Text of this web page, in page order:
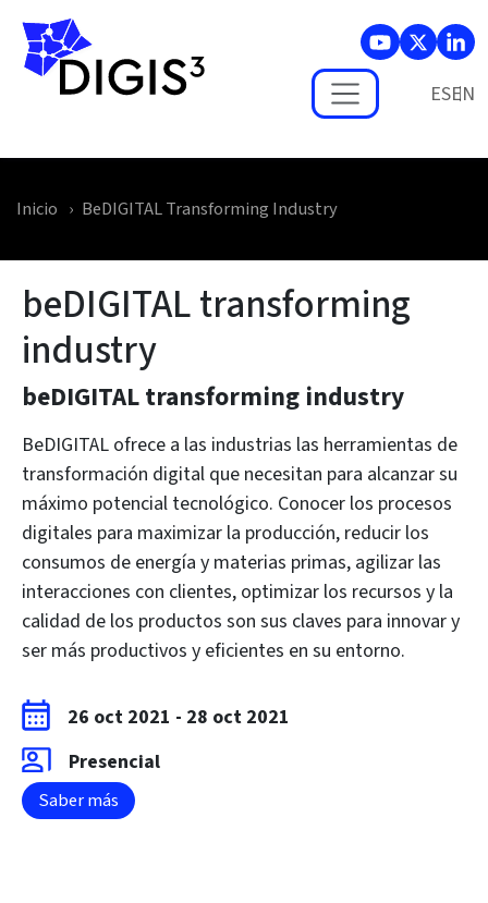
Skip to main content
ES
Inicio BeDIGITAL Transforming Industry
beDIGITAL transforming
industry
beDIGITAL transforming industry
BeDIGITAL ofrece a las industrias las herramientas de
transformación digital que necesitan para alcanzar su
máximo potencial tecnológico. Conocer los procesos
digitales para maximizar la producción, reducir los
consumos de energía y materias primas, agilizar las
interacciones con clientes, optimizar los recursos y la
calidad de los productos son sus claves para innovar y
ser más productivos y eficientes en su entorno.
26 oct 2021 - 28 oct 2021
Presencial
Saber más